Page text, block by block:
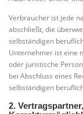
Verbraucher ist jede
abschließt, die
selbständigen
Unternehmer ist eine
oder juristische
bei Abschluss eines
selbständigen
2.